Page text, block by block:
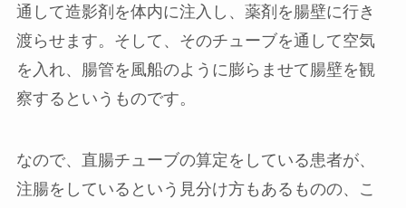
通して造影剤を体内に注入し、薬剤を腸壁に行き
渡らせます。そして、そのチューブを通して空気
を入れ、腸管を風船のように膨らませて腸壁を観
察するというものです。
なので、直腸チューブの算定をしている患者が、
注腸をしているという見分け方もあるものの、こ